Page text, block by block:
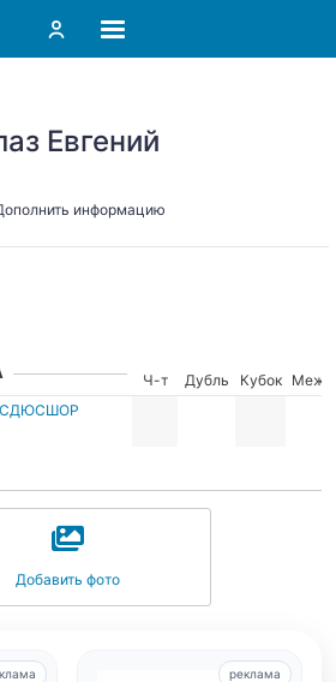
Евгений
информацию
Ч-т Дубль Кубок
Межд.
СДЮСШОР
Добавить фото
реклама